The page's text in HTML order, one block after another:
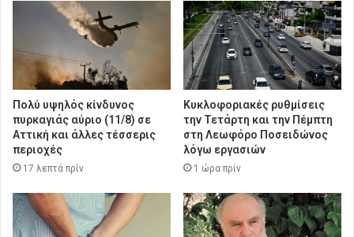
Πολύ υψηλός κίνδυνος
πυρκαγιάς αύριο (11/8) σε
Αττική και άλλες τέσσερις
περιοχές
17 λεπτά πρίν
Κυκλοφοριακές ρυθμίσεις
την Τετάρτη και την Πέμπτη
στη Λεωφόρο Ποσειδώνος
λόγω εργασιών
1 ώρα πρίν